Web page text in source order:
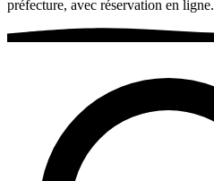
préfecture, avec réservation en ligne.